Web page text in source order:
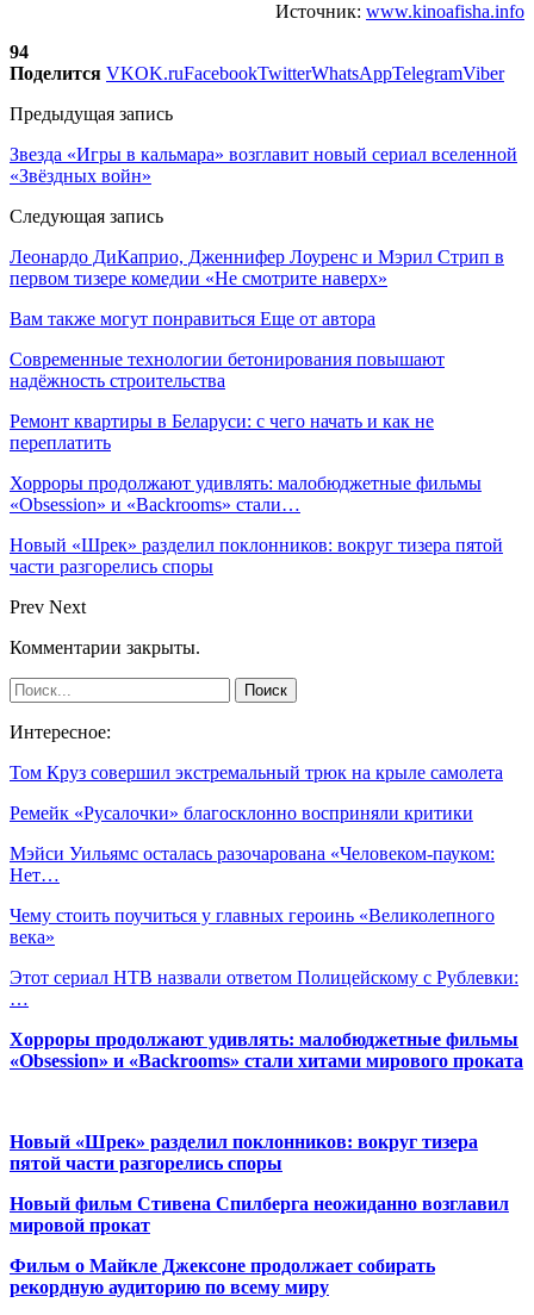
Источник: www.kinoafisha.info
94
Поделится VKOK.ruFacebookTwitterWhatsAppTelegramViber
Предыдущая запись
Звезда «Игры в кальмара» возглавит новый сериал вселенной
«Звёздных войн»
Следующая запись
Леонардо ДиКаприо, Дженнифер Лоуренс и Мэрил Стрип в
первом тизере комедии «Не смотрите наверх»
Вам также могут понравиться Еще от автора
Современные технологии бетонирования повышают
надёжность строительства
Ремонт квартиры в Беларуси: с чего начать и как не
переплатить
Хорроры продолжают удивлять: малобюджетные фильмы
«Obsession» и «Backrooms» стали…
Новый «Шрек» разделил поклонников: вокруг тизера пятой
части разгорелись споры
Prev Next
Комментарии закрыты.
Интересное:
Том Круз совершил экстремальный трюк на крыле самолета
Ремейк «Русалочки» благосклонно восприняли критики
Мэйси Уильямс осталась разочарована «Человеком-пауком:
Нет…
Чему стоить поучиться у главных героинь «Великолепного
века»
Этот сериал НТВ назвали ответом Полицейскому с Рублевки:
…
Хорроры продолжают удивлять: малобюджетные фильмы
«Obsession» и «Backrooms» стали хитами мирового проката
Новый «Шрек» разделил поклонников: вокруг тизера
пятой части разгорелись споры
Новый фильм Стивена Спилберга неожиданно возглавил
мировой прокат
Фильм о Майкле Джексоне продолжает собирать
рекордную аудиторию по всему миру